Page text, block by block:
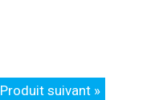
Produit suivant »